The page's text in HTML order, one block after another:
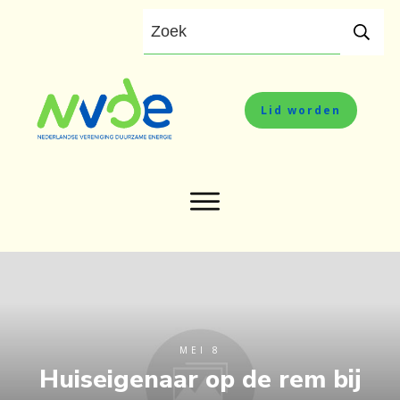
Lid worden
MEI 8
Huiseigenaar op de rem bij